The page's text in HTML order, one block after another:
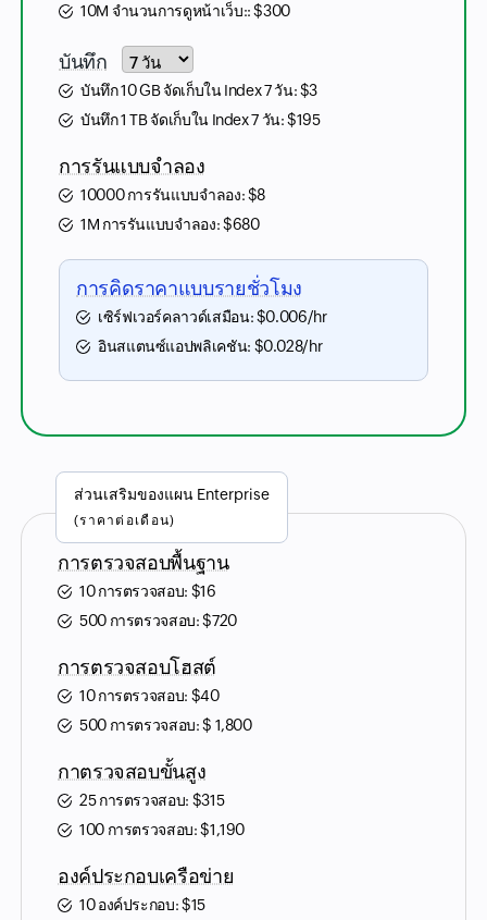
10M จำนวนการดูหน้าเว็บ::$300
บันทึก Input field
บันทึก 10 GB จัดเก็บใน Index 7 วัน:$3
บันทึก 1 TB จัดเก็บใน Index 7 วัน:$195
การรันแบบจำลอง
10000 การรันแบบจำลอง:$8
1M การรันแบบจำลอง:$680
การคิดราคาแบบรายชั่วโมง
เซิร์ฟเวอร์คลาวด์เสมือน:$0.006/hr
อินสแตนซ์แอปพลิเคชัน: $0.028/hr
ส่วนเสริมของแผน Enterprise
(ราคาต่อเดือน)
การตรวจสอบพื้นฐาน
10 การตรวจสอบ: $16
500 การตรวจสอบ:$720
การตรวจสอบโฮสต์
10 การตรวจสอบ: $40
500 การตรวจสอบ:$ 1,800
กาตรวจสอบขั้นสูง
25 การตรวจสอบ: $315
100 การตรวจสอบ:$1,190
องค์ประกอบเครือข่าย
10 องค์ประกอบ:$15